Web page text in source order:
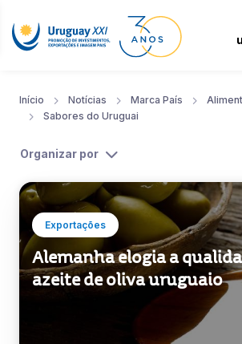
Início Notícias Marca País
Sabores do Uruguai
Organizar por
Exportações
Alemanha elogia a
azeite de oliva uruguaio